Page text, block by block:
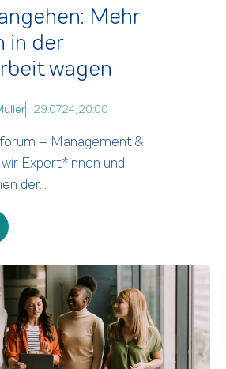
Mehr
in der
wagen
29.07.24, 20:00
– Management &
Expert*innen und
der...